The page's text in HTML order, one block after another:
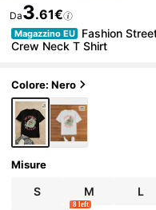
Da3.61€
Magazzino EU
Fashion
Crew Neck T Shirt
Colore: Nero
Misure
S M L
8 left